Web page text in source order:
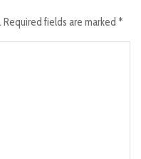
Required fields are marked *